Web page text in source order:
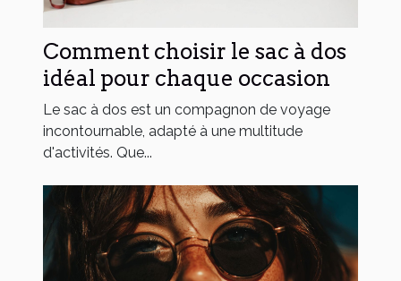
Comment choisir le sac à dos
idéal pour chaque occasion
Le sac à dos est un compagnon de voyage
incontournable, adapté à une multitude
d'activités. Que...